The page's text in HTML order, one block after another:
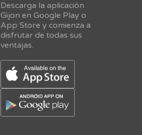
Descarga la aplicación
Gijon en Google Play o
App Store y comienza a
disfrutar de todas sus
ventajas.